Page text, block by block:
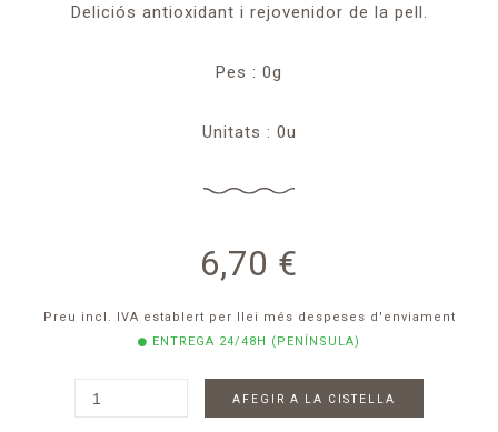
Deliciós antioxidant i rejovenidor de la pell.
Pes : 0g
Unitats : 0u
6,70 €
Preu incl. IVA establert per llei més despeses d'enviament
ENTREGA 24/48H (PENÍNSULA)
AFEGIR A LA CISTELLA